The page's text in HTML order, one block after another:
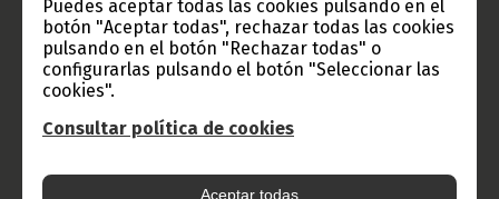
Puedes aceptar todas las cookies pulsando en el
botón "Aceptar todas", rechazar todas las cookies
pulsando en el botón "Rechazar todas" o
configurarlas pulsando el botón "Seleccionar las
cookies".
Consultar política de cookies
Aceptar todas
Información de Guinea Ecuatorial